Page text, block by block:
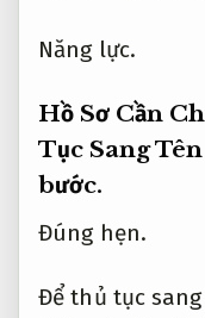
Năng lực.
Hồ Sơ Cần
Tục Sang
bước.
Đúng hẹn.
Để thủ tục